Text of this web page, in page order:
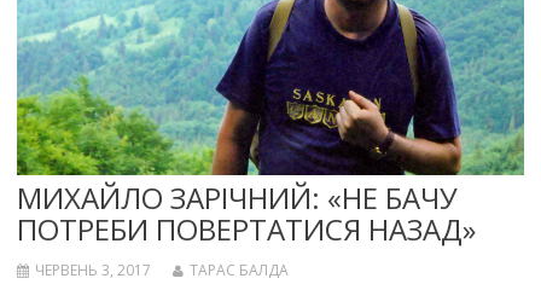
МИХАЙЛО ЗАРІЧНИЙ: «НЕ БАЧУ
ПОТРЕБИ ПОВЕРТАТИСЯ НАЗАД»
ЧЕРВЕНЬ 3, 2017 ТАРАС БАЛДА